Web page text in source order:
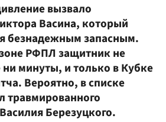
вызвало
Васина, который
безнадежным запасным.
РФПЛ защитник не
минуты, и только в Кубке
Вероятно, в списке
травмированного
Березуцкого.